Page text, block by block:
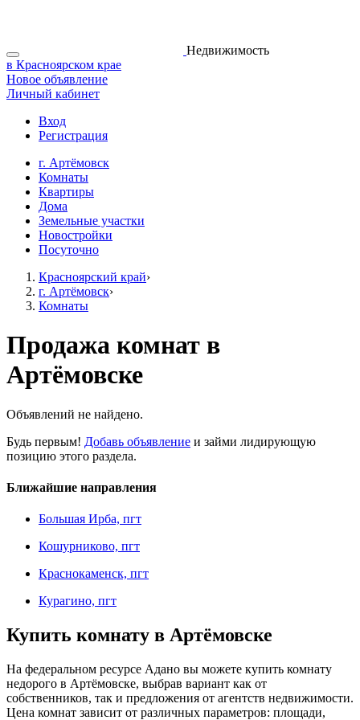
Недвижимость
в Красноярском крае
Новое объявление
Личный кабинет
Вход
Регистрация
г. Артёмовск
Комнаты
Квартиры
Дома
Земельные участки
Новостройки
Посуточно
Красноярский край›
г. Артёмовск›
Комнаты
Продажа комнат в
Артёмовске
Объявлений не найдено.
Будь первым! Добавь объявление и займи лидирующую
позицию этого раздела.
Ближайшие направления
Большая Ирба, пгт
Кошурниково, пгт
Краснокаменск, пгт
Курагино, пгт
Купить комнату в Артёмовске
На федеральном ресурсе Адано вы можете купить комнату
недорого в Артёмовске, выбрав вариант как от
собственников, так и предложения от агентств недвижимости.
Цена комнат зависит от различных параметров: площади,